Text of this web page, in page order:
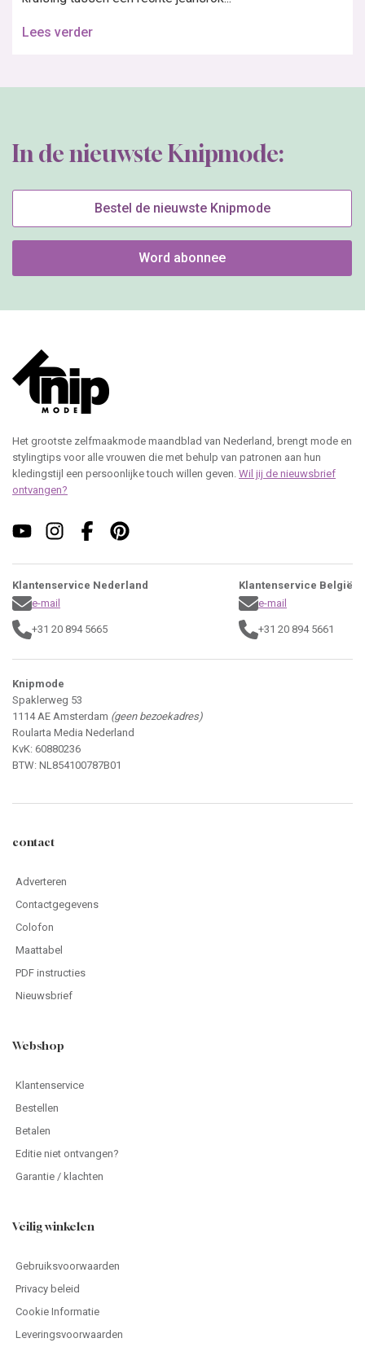
Lees verder
In de nieuwste Knipmode:
Bestel de nieuwste Knipmode
Word abonnee
Het grootste zelfmaakmode maandblad van Nederland, brengt mode en
stylingtips voor alle vrouwen die met behulp van patronen aan hun
kledingstijl een persoonlijke touch willen geven. Wil jij de nieuwsbrief
ontvangen?
Klantenservice Nederland
e-mail
+31 20 894 5665
Klantenservice België
e-mail
+31 20 894 5661
Knipmode
Spaklerweg 53
1114 AE Amsterdam (geen bezoekadres)
Roularta Media Nederland
KvK: 60880236
BTW: NL854100787B01
contact
Adverteren
Contactgegevens
Colofon
Maattabel
PDF instructies
Nieuwsbrief
Webshop
Klantenservice
Bestellen
Betalen
Editie niet ontvangen?
Garantie / klachten
Veilig winkelen
Gebruiksvoorwaarden
Privacy beleid
Cookie Informatie
Leveringsvoorwaarden